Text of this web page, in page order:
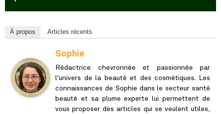
À propos Articles récents
Sophie
Rédactrice chevronnée et passionnée par
l'univers de la beauté et des cosmétiques. Les
connaissances de Sophie dans le secteur santé
beauté et sa plume experte lui permettent de
vous proposer des articles qui se veulent utiles,